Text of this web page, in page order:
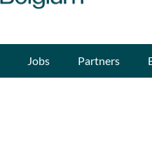
Jobs Partners